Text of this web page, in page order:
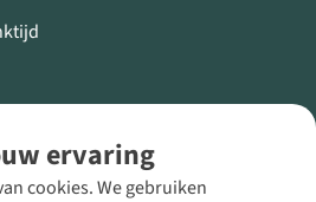
ervaring
cookies. We gebruiken